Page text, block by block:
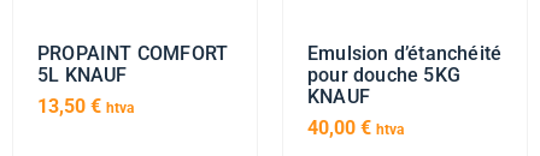
PROPAINT COMFORT
5L KNAUF
13,50 € htva
Emulsion d’étanchéité
pour douche 5KG
KNAUF
40,00 € htva